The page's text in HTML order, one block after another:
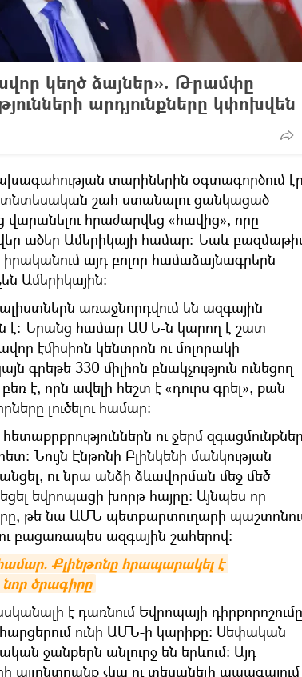
կեղծ ձայներ». Թրամփը
արդյունքները կփոխվեն
տարիներին օգտագործում էր
շահ ստանալու ցանկացած
վարանելու հրաժարվեց «հավից», որը
ածեր Ամերիկայի համար։ Նաև
այդ բոլոր համաձայնագրերն
Ամերիկային։
առաջնորդվում են ազգային
է։ Նրանց համար ԱՄՆ-ն կարող է շատ
էմիսիոն կենտրոն ու մոլորակի
գրեթե 330 միլիոն բնակչություն ունեցող
է, որն ավելի հեշտ է «դուրս գրել», քան
լուծելու համար։
ու ջերմ
Նույն Էնթոնի Բլինկենի մանկության
ու նրա անձի ձևավորման մեջ մեծ
եվրոպացի խորթ հայրը։ Այնպես որ
թե նա ԱՄՆ պետքարտուղարի
բացառապես ազգային շահերով։
Քլինթոնը հրապարակել է
ծրագիրը
է դառնում Եվրոպայի
ունի ԱՄՆ-ի կարիքը։ Սեփական
ջանքերն անլուրջ են երևում։ Այդ
այլընտրանք չկա ու տեսանելի ապագայում